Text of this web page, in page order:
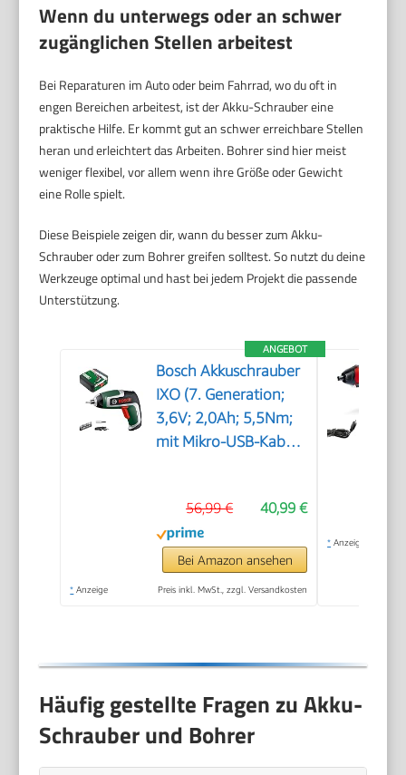
Wenn du unterwegs oder an schwer
zugänglichen Stellen arbeitest
Bei Reparaturen im Auto oder beim Fahrrad, wo du oft in
engen Bereichen arbeitest, ist der Akku-Schrauber eine
praktische Hilfe. Er kommt gut an schwer erreichbare Stellen
heran und erleichtert das Arbeiten. Bohrer sind hier meist
weniger flexibel, vor allem wenn ihre Größe oder Gewicht
eine Rolle spielt.
Diese Beispiele zeigen dir, wann du besser zum Akku-
Schrauber oder zum Bohrer greifen solltest. So nutzt du deine
Werkzeuge optimal und hast bei jedem Projekt die passende
Unterstützung.
ANGEBOT
Bosch Akkuschrauber
IXO (7. Generation;
3,6V; 2,0Ah; 5,5Nm;
mit Mikro-USB-Kabel;
schraubt bis zu 190
Schrauben; in
Aufbewahrungsbox)
40,99 €
56,99 €
Bei Amazon ansehen
* Anzeige Preis inkl. MwSt., zzgl. Versandkosten
* Anzeige
Häufig gestellte Fragen zu Akku-
Schrauber und Bohrer